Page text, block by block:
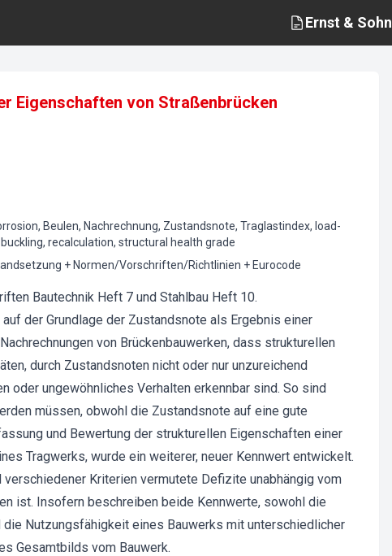
Ernst & Sohn
Eigenschaften von Straßenbrücken
Beulen, Nachrechnung, Zustandsnote, Traglastindex, load-
recalculation, structural health grade
+ Normen/Vorschriften/Richtlinien + Eurocode
Bautechnik Heft 7 und Stahlbau Heft 10.
der Grundlage der Zustandsnote als Ergebnis einer
von Brückenbauwerken, dass strukturellen
durch Zustandsnoten nicht oder nur unzureichend
oder ungewöhnliches Verhalten erkennbar sind. So sind
müssen, obwohl die Zustandsnote auf eine gute
und Bewertung der strukturellen Eigenschaften einer
Tragwerks, wurde ein weiterer, neuer Kennwert entwickelt.
Kriterien vermutete Defizite unabhängig vom
ist. Insofern beschreiben beide Kennwerte, sowohl die
Nutzungsfähigkeit eines Bauwerks mit unterschiedlicher
Gesamtbilds vom Bauwerk.